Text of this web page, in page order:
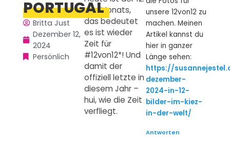
PORTUGAL
Britta Just
Dezember 12,
2024
Persönlich
des Monats,
das bedeutet
es ist wieder
Zeit für
#12von12*! Und
damit der
offiziell letzte in
diesem Jahr –
hui, wie die Zeit
verfliegt.
unsere 12von12 zu
machen. Meinen
Artikel kannst du
hier in ganzer
Länge sehen:
https://
dezember-
2024-in-12-
bilder-im-kiez-
in-der-welt/
Antworten